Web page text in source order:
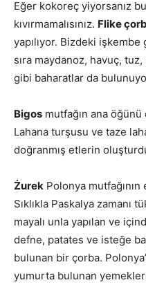
Eğer kokoreç yiyorsanız
kıvırmamalısınız. Flike
yapılıyor. Bizdeki
sıra maydanoz, havuç, tuz,
gibi baharatlar da
Bigos mutfağın ana öğünü
Lahana turşusu ve taze
doğranmış etlerin
Żurek Polonya
Sıklıkla Paskalya zamanı
mayalı unla yapılan ve
defne, patates ve isteğe
bulunan bir çorba.
yumurta bulunan